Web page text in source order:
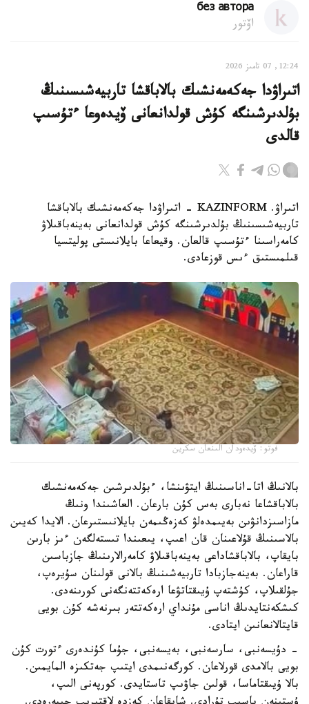
без автора
اۆتور
12:24, 07 تامىز 2026
اتىراۋدا جەكەمەنشىك بالاباقشا تاربيەشىسىنىڭ
بۇلدىرشىنگە كۇش قولدانعانى ۆيدەوعا ءتۇسىپ
قالدى
اتىراۋ. KAZINFORM - اتىراۋدا جەكەمەنشىك بالاباقشا
تاربيەشىسىنىڭ بۇلدىرشىنگە كۇش قولدانعانى بەينەباقىلاۋ
كامەراسىنا ءتۇسىپ قالعان. وقيعاعا بايلانىستى پوليتسيا
قىلمىستىق ءىس قوزعادى.
فوتو: ۆيدەودان الىنعان سكرين
بالانىڭ اتا-اناسىنىڭ ايتۋىنشا، ءبۇلدىرشىن جەكەمەنشىك
بالاباقشاعا نەبارى بەس كۇن بارعان. العاشىندا ونىڭ
مازاسىزدانۋىن بەيىمدەلۋ كەزەڭىمەن بايلانىستىرعان. الايدا كەيىن
بالاسىنىڭ قۇلاعىنان قان اعىپ، يىعىندا تىستەلگەن ءىز بارىن
بايقاپ، بالاباقشاداعى بەينەباقىلاۋ كامەرالارىنىڭ جازباسىن
قاراعان. بەينەجازبادا تاربيەشىنىڭ بالانى قولىنان سۇيرەپ،
جۇلقىلاپ، كۇشتەپ ۇيىقتاتۋعا ارەكەتتەنگەنى كورىنەدى.
كىشكەنتايدىڭ اناسى مۇنداي ارەكەتتەر بىرنەشە كۇن بويى
قايتالانعانىن ايتادى.
- دۇيسەنبى، سارسەنبى، بەيسەنبى، جۇما كۇندەرى ءتورت كۇن
بويى بالامدى قورلاعان. كورگەنىمدى ايتىپ جەتكىزە المايمىن.
بالا ۇيىقتاماسا، قولىن جاۋىپ تاستايدى. كورپەنى الىپ،